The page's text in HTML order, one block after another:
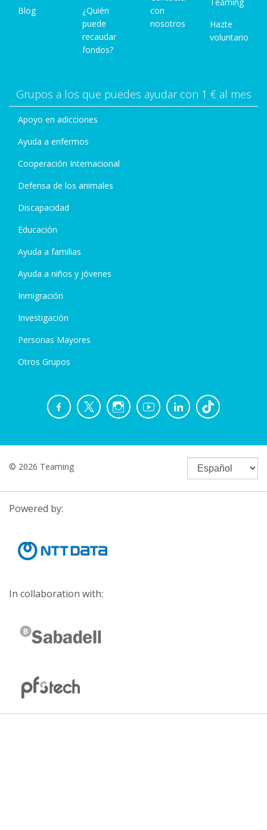
Blog
¿Quién
puede
recaudar
fondos?
con
nosotros
Hazte
voluntario
Grupos a los que puedes ayudar con 1 € al mes
Apoyo en adicciones
Ayuda a enfermos
Cooperación Internacional
Defensa de los animales
Discapacidad
Educación
Ayuda a familias
Ayuda a niños y jóvenes
Inmigración
Investigación
Personas Mayores
Otros Grupos
© 2026 Teaming
Powered by:
In collaboration with: